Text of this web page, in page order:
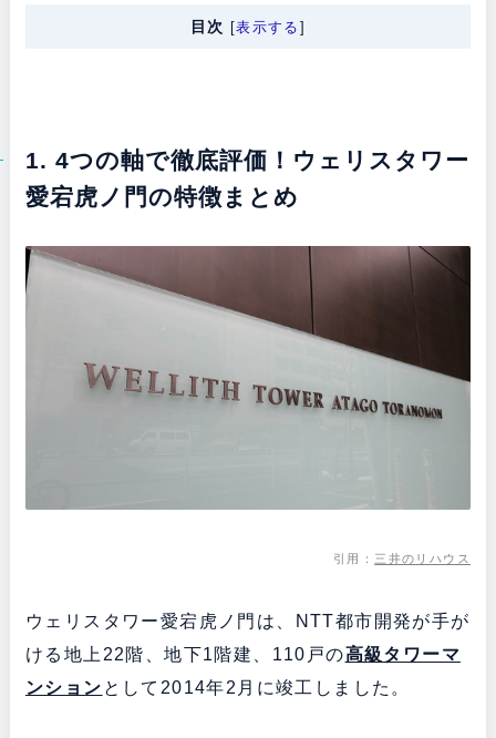
目次 [表示する
1. 4つの軸で徹底評価！ウェリスタワー
愛宕虎ノ門の特徴まとめ
引用： 三井のリハウス
ウェリスタワー愛宕虎ノ門は、NTT都市開発が手が
ける地上22階、地下1階建、110戸の高級タワーマ
ンション として2014年2月に竣工しました。